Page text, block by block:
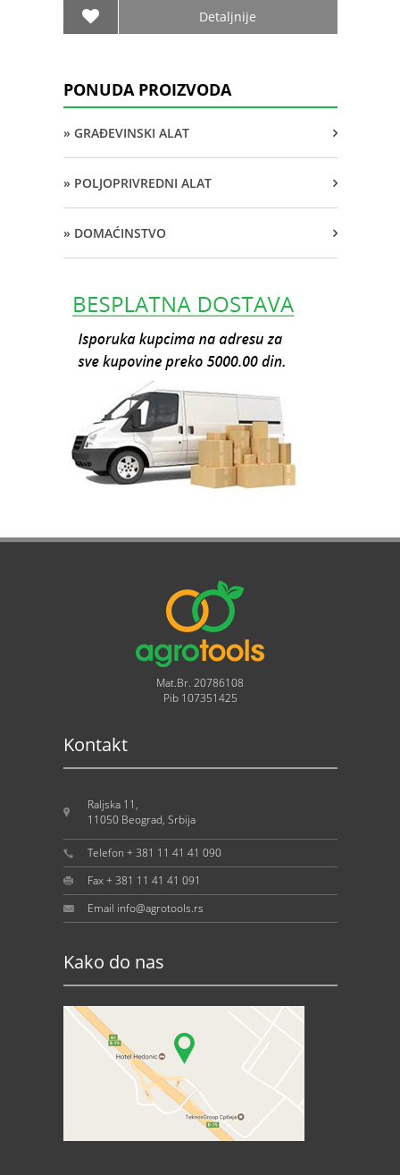
Detaljnije
PONUDA PROIZVODA
» GRAĐEVINSKI ALAT
» POLJOPRIVREDNI ALAT
» DOMAĆINSTVO
Mat.Br. 20786108
Pib 107351425
Kontakt
Raljska 11,
11050 Beograd, Srbija
Telefon + 381 11 41 41 090
Fax + 381 11 41 41 091
Email info@agrotools.rs
Kako do nas